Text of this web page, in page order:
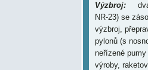
Výzbroj:dva
NR-23) se
výzbroj,
pylonů (s
neřízené
výroby,